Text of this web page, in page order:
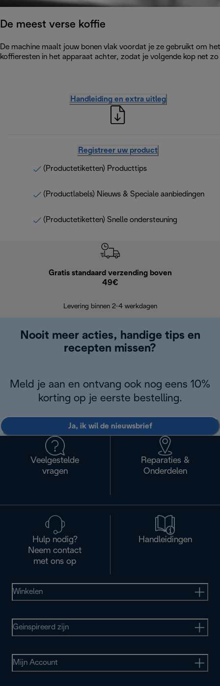
De meest verse koffie
De machine maalt jouw bonen vlak voordat je ze gebruikt om
koffieresten in het apparaat achter, zodat je volgende kop net zo
Handleiding en extra uitleg
Registreer uw product
(Productetiketten) Producttips
(Productlabels) Nieuws & Speciale aanbiedingen
(Productetiketten) Snelle ondersteuning
Gratis standaard verzending boven
49€
Levering binnen 2-4 werkdagen
Nooit meer acties, handige tips en
recepten missen?
Meld je aan en ontvang ook nog eens 10%
korting op je eerste bestelling.
Ja, ik wil de nieuwsbrief
Veelgestelde
vragen
Reparaties &
Onderdelen
Hulp nodig?
Neem contact
met ons op
Handleidingen
Winkelen
Geinspireerd zijn
Mijn Account